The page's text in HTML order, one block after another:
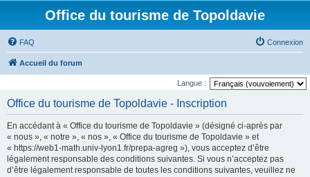
Office du tourisme de Topoldavie
FAQ Connexion
Accueil du forum
Langue :
Office du tourisme de Topoldavie - Inscription
En accédant à « Office du tourisme de Topoldavie » (désigné ci-après par
« nous », « notre », « nos », « Office du tourisme de Topoldavie » et
« https://web1-math.univ-lyon1.fr/prepa-agreg »), vous acceptez d’être
légalement responsable des conditions suivantes. Si vous n’acceptez pas
d’être légalement responsable de toutes les conditions suivantes, veuillez ne